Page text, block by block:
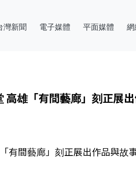
灣新聞 電子媒體 平面媒體 網
雄「有間藝廊」刻正展
有間藝廊」刻正展出作品與故